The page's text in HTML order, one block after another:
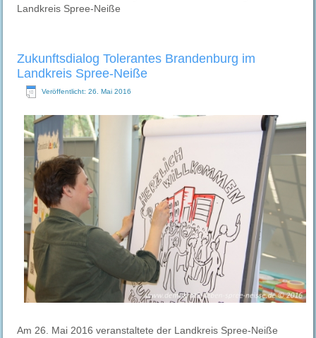
Landkreis Spree-Neiße
Zukunftsdialog Tolerantes Brandenburg im
Landkreis Spree-Neiße
Veröffentlicht: 26. Mai 2016
Am 26. Mai 2016 veranstaltete der Landkreis Spree-Neiße